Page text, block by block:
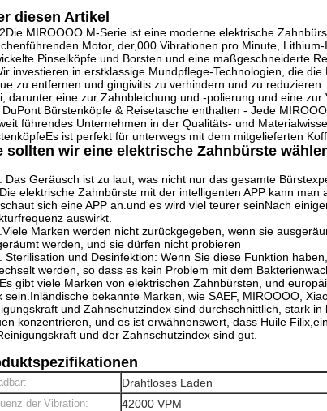
diesen Artikel
MIROOOO M-Serie ist eine moderne elektrische
Motor, der,000 Vibrationen pro Minute,
Pinselköpfe und Borsten und eine maßgeschneiderte
investieren in erstklassige Mundpflege-Technologien, die
zu entfernen und gingivitis zu verhindern und zu
darunter eine zur Zahnbleichung und -polierung und eine zur
DuPont Bürstenköpfe & Reisetasche enthalten - Jede
führendes Unternehmen in der Qualitäts- und
ist perfekt für unterwegs mit dem mitgelieferten
sollten wir eine elektrische Zahnbürste
Das Geräusch ist zu laut, was nicht nur das gesamte
elektrische Zahnbürste mit der intelligenten APP kann
sich eine APP an.und es wird viel teurer seinNach
auswirkt.
Marken werden nicht zurückgegeben, wenn sie
werden, und sie dürfen nicht probieren
Sterilisation und Desinfektion: Wenn Sie diese Funktion
werden, so dass es kein Problem mit dem
gibt viele Marken von elektrischen Zahnbürsten, und
sein.Inländische bekannte Marken, wie SAEF, MIROOOO,
und Zahnschutzindex sind durchschnittlich, stark
konzentrieren, und es ist erwähnenswert, dass Huile
und der Zahnschutzindex sind gut.
Drahtloses Laden
der Vibration: 42000 VPM